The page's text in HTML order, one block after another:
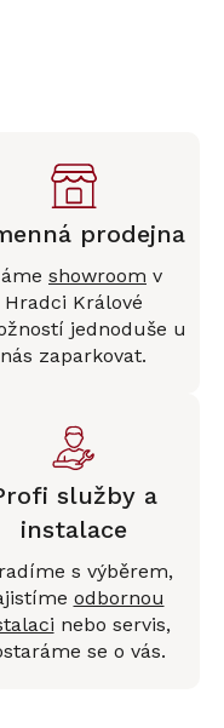
prodejna
showroom v
Hradci Králové
jednoduše u
nás zaparkovat.
služby a
instalace
s výběrem,
odbornou
nebo servis,
se o vás.